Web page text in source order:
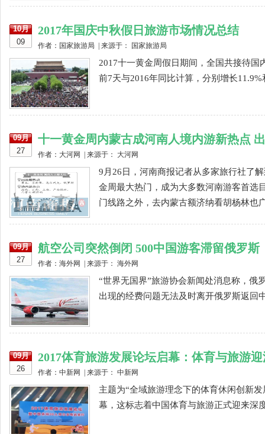
10月
09
2017年国庆中秋假日旅游市场情况总结
作者：国家旅游局 | 来源于： 国家旅游局
2017十一黄金周假日期间，全国共接待
前7天与2016年同比计算，分别增长11.9%
09月
27
十一黄金周内蒙古成河南人境内游新热点
作者：大河网 | 来源于： 大河网
9月26日，河南商报记者从多家旅行社了
金周最大热门，成为大多数河南游客首选
门线路之外，去内蒙古额济纳看胡杨林也
09月
27
航空公司突然倒闭 500中国游客滞留俄罗斯
作者：海外网 | 来源于： 海外网
“世界无国界”旅游协会新闻处消息称，俄
出现的经费问题无法及时离开俄罗斯返回
09月
26
2017体育旅游发展论坛启幕：体育与旅游
作者：中新网 | 来源于： 中新网
主题为“全域旅游理念下的体育休闲创新
幕，这标志着中国体育与旅游正式迎来深